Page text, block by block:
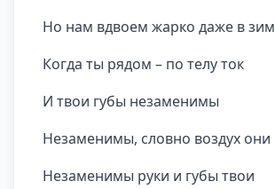
Но нам вдвоем жарко даже в
Когда ты рядом – по телу ток
И твои губы незаменимы
Незаменимы, словно воздух они
Незаменимы руки и губы твои